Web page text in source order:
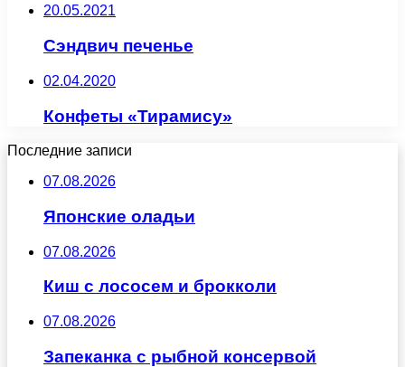
20.05.2021
Сэндвич печенье
02.04.2020
Конфеты «Тирамису»
Последние записи
07.08.2026
Японские оладьи
07.08.2026
Киш с лососем и брокколи
07.08.2026
Запеканка с рыбной консервой